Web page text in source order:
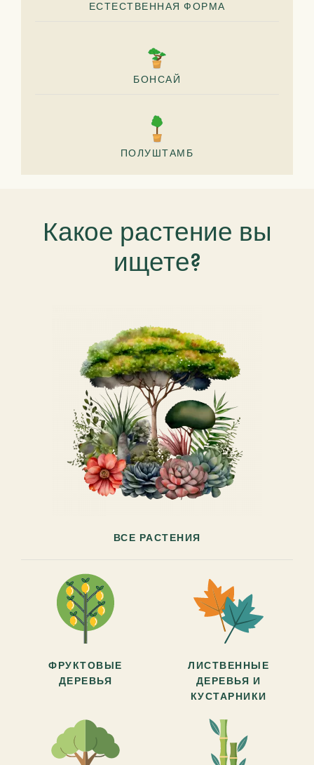
ЕСТЕСТВЕННАЯ ФОРМА
БОНСАЙ
ПОЛУШТАМБ
Какое растение вы
ищете?
ВСЕ РАСТЕНИЯ
ФРУКТОВЫЕ
ДЕРЕВЬЯ
ЛИСТВЕННЫЕ
ДЕРЕВЬЯ И
КУСТАРНИКИ